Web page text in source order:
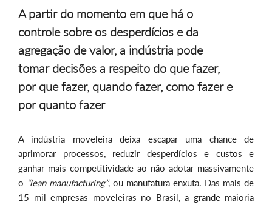
A partir do momento em que há o
controle sobre os desperdícios e da
agregação de valor, a indústria pode
tomar decisões a respeito do que fazer,
por que fazer, quando fazer, como fazer e
por quanto fazer
A indústria moveleira deixa escapar uma chance de
aprimorar processos, reduzir desperdícios e custos e
ganhar mais competitividade ao não adotar massivamente
o “lean manufacturing”, ou manufatura enxuta. Das mais de
15 mil empresas moveleiras no Brasil, a grande maioria